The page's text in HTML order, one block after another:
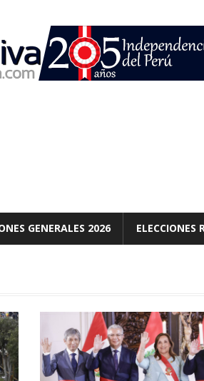
GENERALES 2026 ELECCIONES